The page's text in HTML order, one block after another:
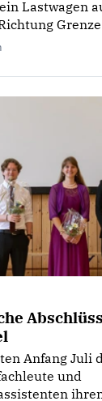
Lastwagen
Anfang Juli
und